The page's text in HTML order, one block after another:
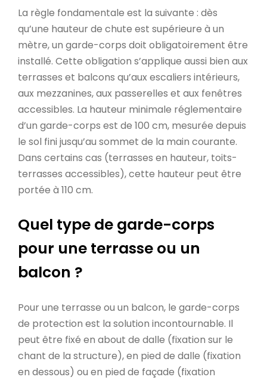
La règle fondamentale est la suivante : dès
qu’une hauteur de chute est supérieure à un
mètre, un garde-corps doit obligatoirement être
installé. Cette obligation s’applique aussi bien aux
terrasses et balcons qu’aux escaliers intérieurs,
aux mezzanines, aux passerelles et aux fenêtres
accessibles. La hauteur minimale réglementaire
d’un garde-corps est de 100 cm, mesurée depuis
le sol fini jusqu’au sommet de la main courante.
Dans certains cas (terrasses en hauteur, toits-
terrasses accessibles), cette hauteur peut être
portée à 110 cm.
Quel type de garde-corps
pour une terrasse ou un
balcon ?
Pour une terrasse ou un balcon, le garde-corps
de protection est la solution incontournable. Il
peut être fixé en about de dalle (fixation sur le
chant de la structure), en pied de dalle (fixation
en dessous) ou en pied de façade (fixation